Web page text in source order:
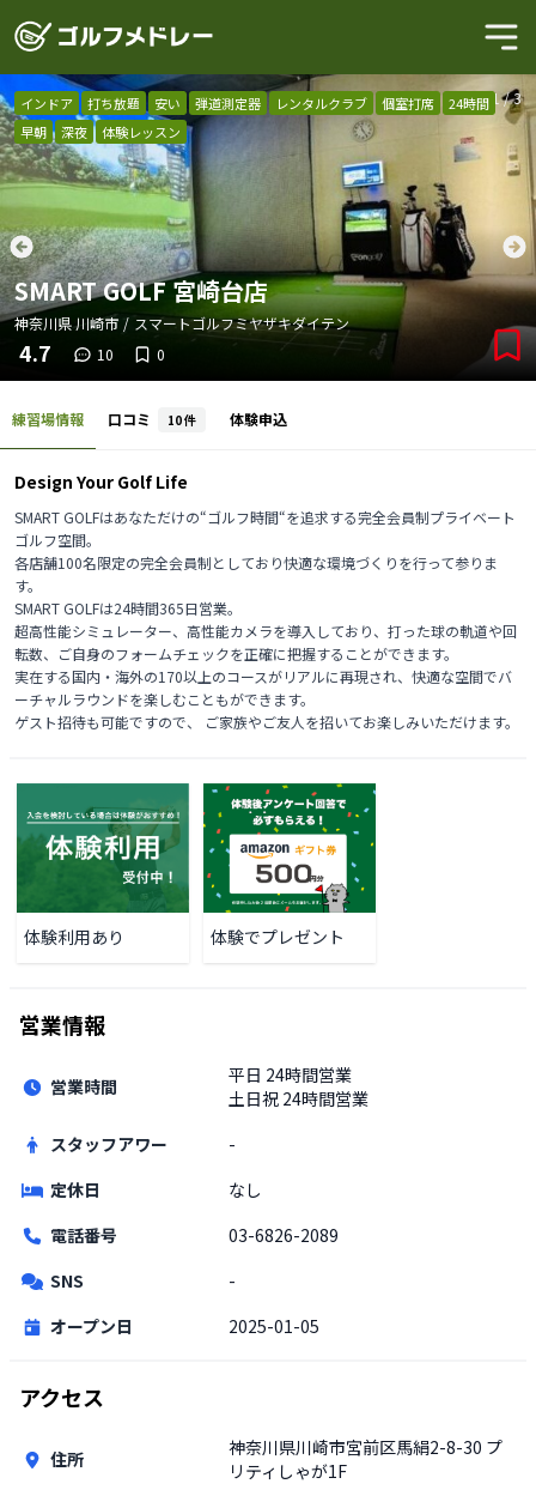
1 /3
インドア 打ち放題 安い 弾道測定器 レンタルクラブ 個室打席
24時間
早朝
深夜 体験レッスン
SMART GOLF 宮崎台店
神奈川県川崎市 / スマートゴルフミヤザキダイテン
4.7 10 0
練習場情報 口コミ 10件 体験申込
Design Your Golf Life
SMART GOLFはあなただけの“ゴルフ時間“を追求する完全会員制プライベート
ゴルフ空間。
各店舗100名限定の完全会員制としており快適な環境づくりを行って参りま
す。
SMART GOLFは24時間365日営業。
超高性能シミュレーター、高性能カメラを導入しており、打った球の軌道や回
転数、ご自身のフォームチェックを正確に把握することができます。
実在する国内・海外の170以上のコースがリアルに再現され、快適な空間でバ
ーチャルラウンドを楽しむこともができます。
体験利用あり 体験でプレゼント
営業情報
営業時間 平日 24時間営業
土日祝 24時間営業
スタッフアワー
-
定休日
なし
電話番号
03-6826-2089
SNS
-
オープン日
2025-01-05
アクセス
住所
神奈川県川崎市宮前区馬絹2-8-30 プ
リティしゃが1F